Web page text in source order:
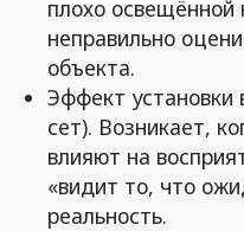
плохо
неправильно
объекта.
Эффект установки
сет). Возникает,
влияют на
«видит то, что
реальность.